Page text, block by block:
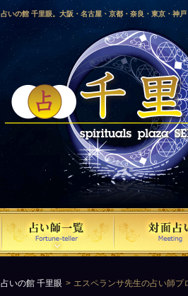
占いの館 千里眼。大阪・名古屋・京都・奈良・東京・神
愛媛・鹿児島・徳島・香川・山形・岡山・横浜・千葉・
梨・長野・埼玉・茨城・栃木・金沢・佐賀・長崎・鳥取
気占い師による占い。
占いの館 千里眼 エスペランサ先生の占い師プ